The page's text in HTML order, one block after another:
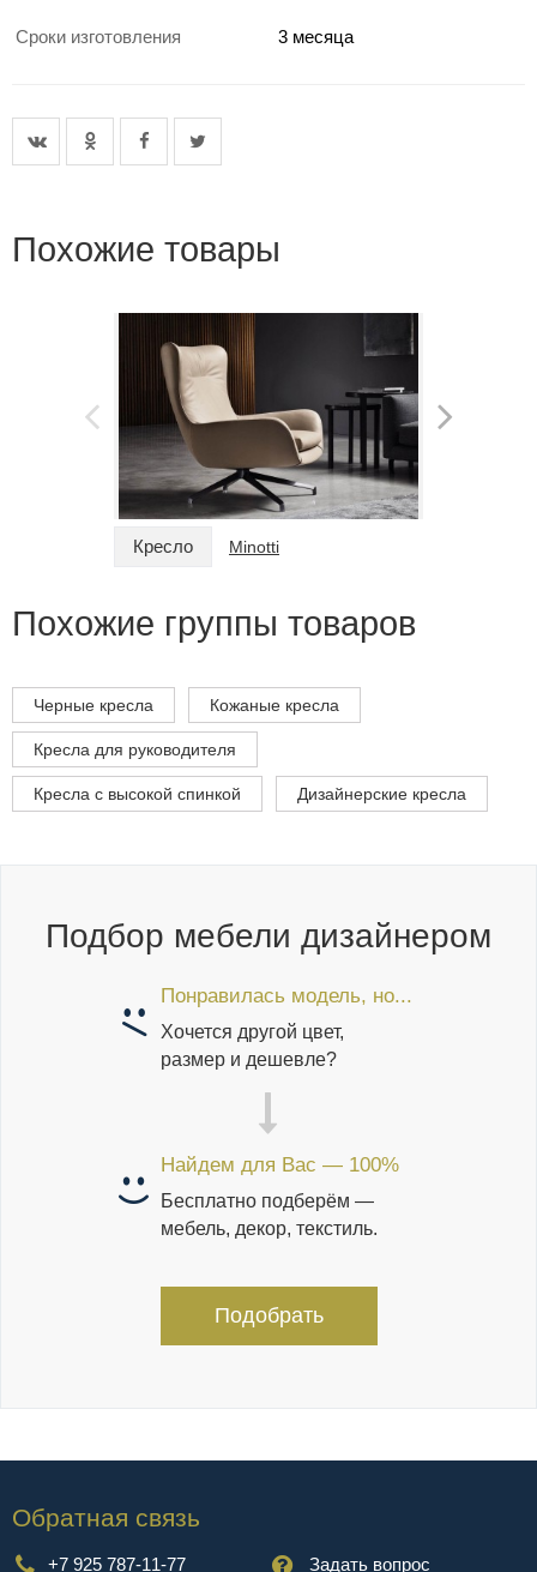
Сроки изготовления 3 месяца
Похожие товары
Кресло Minotti
Похожие группы товаров
Черные кресла Кожаные кресла
Кресла для руководителя
Кресла с высокой спинкой Дизайнерские кресла
Подбор мебели дизайнером
Понравилась модель, но...
Хочется другой цвет,
размер и дешевле?
Найдем для Вас — 100%
Бесплатно подберём —
мебель, декор, текстиль.
Подобрать
Обратная связь
+7 925 787-11-77 Задать вопрос